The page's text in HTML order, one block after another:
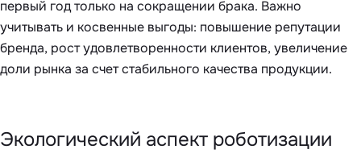
первый год только на сокращении брака. Важно
учитывать и косвенные выгоды: повышение репутации
бренда, рост удовлетворенности клиентов, увеличение
доли рынка за счет стабильного качества продукции.
Экологический аспект роботизации